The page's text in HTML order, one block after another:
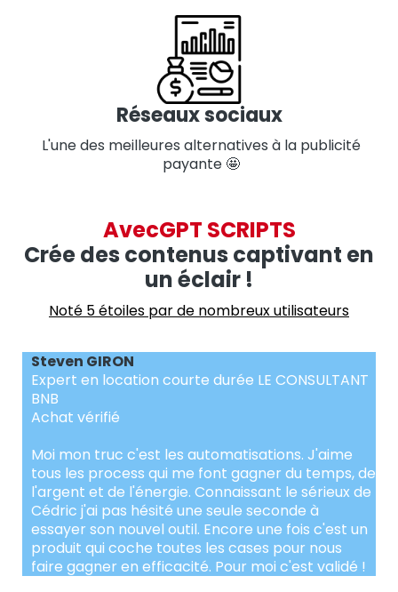
Réseaux sociaux
L'une des meilleures alternatives à la publicité
payante 🤩
AvecGPT SCRIPTS
Crée des contenus captivant en
un éclair !
Noté 5 étoiles par de nombreux utilisateurs
Steven GIRON
Expert en location courte durée LE CONSULTANT
BNB
Achat vérifié
Moi mon truc c'est les automatisations. J'aime
tous les process qui me font gagner du temps, de
l'argent et de l'énergie. Connaissant le sérieux de
Cédric j'ai pas hésité une seule seconde à
essayer son nouvel outil. Encore une fois c'est un
produit qui coche toutes les cases pour nous
faire gagner en efficacité. Pour moi c'est validé !